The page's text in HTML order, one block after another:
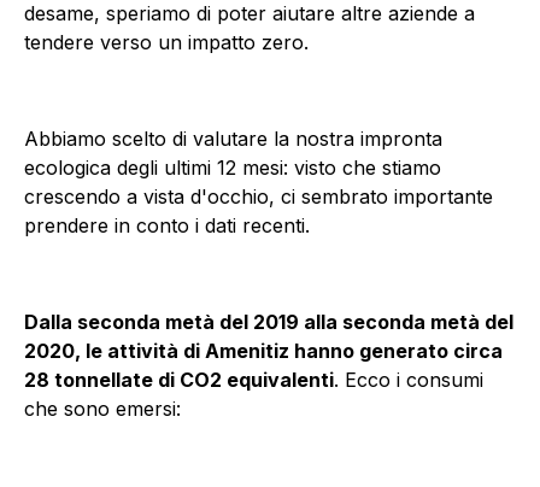
desame, speriamo di poter aiutare altre aziende a
tendere verso un impatto zero.
Abbiamo scelto di valutare la nostra impronta
ecologica degli ultimi 12 mesi: visto che stiamo
crescendo a vista d'occhio, ci sembrato importante
prendere in conto i dati recenti.
Dalla seconda metà del 2019 alla seconda metà del
2020, le attività di Amenitiz hanno generato circa
28 tonnellate di CO2 equivalenti. Ecco i consumi
che sono emersi: